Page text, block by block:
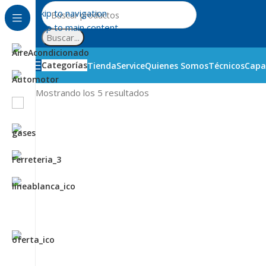
Skip to navigation
Skip to main content
Buscar...
CategoríasTiendaServiceQuienes SomosTécnicos
Inicio
Mostrando los 5 resultados